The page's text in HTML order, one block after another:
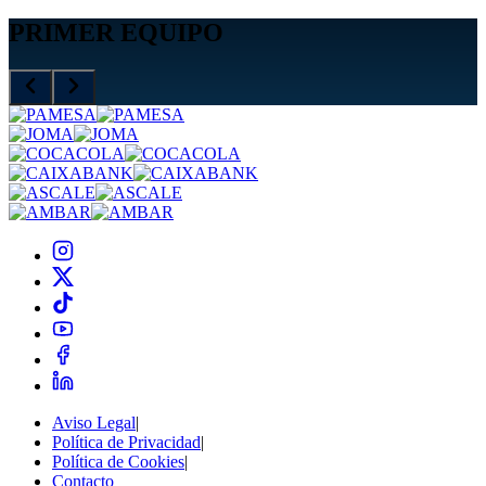
PRIMER EQUIPO
Aviso Legal|
Política de Privacidad|
Política de Cookies|
Contacto